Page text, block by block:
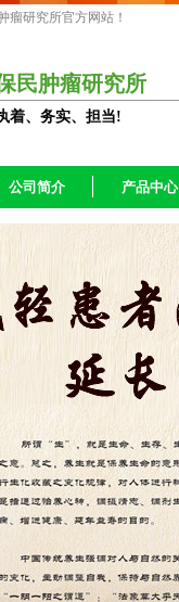
瘤研究所官方网站！
民肿瘤研究所
着、务实、担当!
公司简介 产品中心